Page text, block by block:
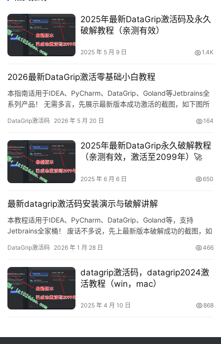
2025年最新DataGrip激活码及永久
破解教程（亲测有效）
2025 年 5 月 9 日 1.4K
2026最新DataGrip激活零基础小白教程
本指南适用于IDEA、PyCharm、DataGrip、Goland等Jetbrains全
系列产品！ 无需多言，先展示最新版本成功激活的截图，如下图所
通过详细的图文步骤，为大家完整演示如何将DataGrip激活到2099
或软件版本，这…
DataGrip激活码 2026 年 5 月 20 日 164
2025年最新DataGrip永久破解教程
（亲测有效，激活至2099年）🚀
2025 年 6 月 6 日 650
最新datagrip激活码安装演示与破解讲解
本教程适用于IDEA、PyCharm、DataGrip、Goland等，支持
Jetbrains全家桶！ 废话不多说，先上最新版本破解成功的截图，如
通过图文的方式, 来详细讲解如何激活DataGrip至 2099 年。 当然
统，什么版本，…
DataGrip激活码 2026 年 1 月 28 日 466
datagrip激活码，datagrip2024激
活教程（win，mac）
2025 年 4 月 10 日 868